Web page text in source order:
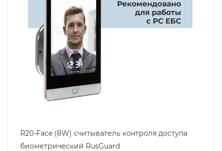
R20-Face (8W) считыватель контроля доступа
биометрический RusGuard